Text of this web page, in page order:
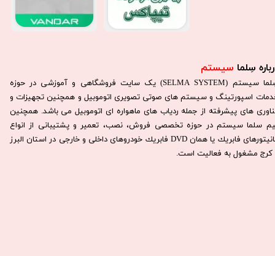
سِلما سیستم​​​​​​​
سِلما سيستم (SELMA SYSTEM) یک سایت فروشگاهی و آموزشی در حوزه
اسپورتینگ و سیستم های صوتی تصویری اتوموبیل و همچنین تجهیزات و
های پیشرفته از جمله ردیاب های ماهواره ای اتوموبیل می باشد. همچنين
سلما سيستم در حوزه تخصصی فروش، نصب، تعمير و پشتيبانی از انواع
مانيتورهای فابريك يا همان DVD فابريك خودروهای داخلی و خارجی در استان البرز
كرج مشغول به فعاليت است.​​​​​​​